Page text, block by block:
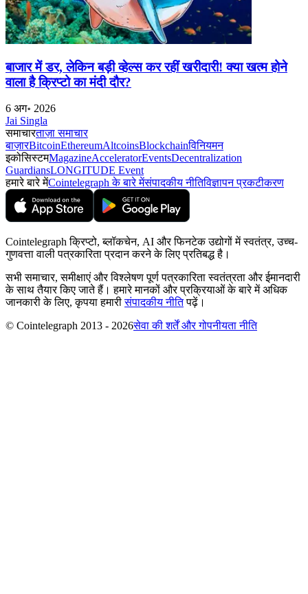
बाजार में डर, लेकिन बड़ी व्हेल्स कर रहीं खरीदारी! क्या खत्म होने
वाला है क्रिप्टो का मंदी दौर?
6 अग॰ 2026
Jai Singla
समाचारताज़ा समाचार
बाज़ारBitcoinEthereumAltcoinsBlockchainविनियमन
इकोसिस्टमMagazineAcceleratorEventsDecentralization
GuardiansLONGITUDE Event
हमारे बारे मेंCointelegraph के बारे मेंसंपादकीय नीतिविज्ञापन प्रकटीकरण
Cointelegraph क्रिप्टो, ब्लॉकचेन, AI और फिनटेक उद्योगों में स्वतंत्र, उच्च-
गुणवत्ता वाली पत्रकारिता प्रदान करने के लिए प्रतिबद्ध है।
सभी समाचार, समीक्षाएं और विश्लेषण पूर्ण पत्रकारिता स्वतंत्रता और ईमानदारी
के साथ तैयार किए जाते हैं। हमारे मानकों और प्रक्रियाओं के बारे में अधिक
जानकारी के लिए, कृपया हमारीसंपादकीय नीतिपढ़ें।
© Cointelegraph 2013 - 2026सेवा की शर्तें और गोपनीयता नीति